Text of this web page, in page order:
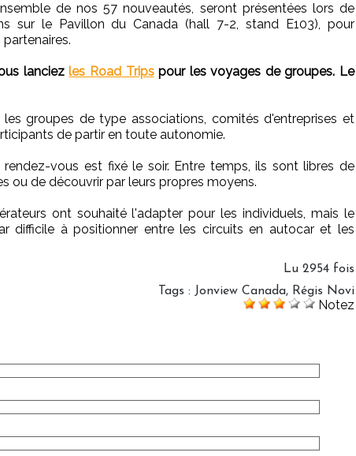
de nos 57 nouveautés, seront présentées lors de
sur le Pavillon du Canada (hall 7-2, stand E103), pour
lanciez les Road Trips pour les voyages de groupes. Le
groupes de type associations, comités d'entreprises et
de partir en toute autonomie.
vous est fixé le soir. Entre temps, ils sont libres de
ou de découvrir par leurs propres moyens.
ont souhaité l'adapter pour les individuels, mais le
difficile à positionner entre les circuits en autocar et les
Lu 2954 fois
Tags : Jonview Canada, Régis Novi
Notez